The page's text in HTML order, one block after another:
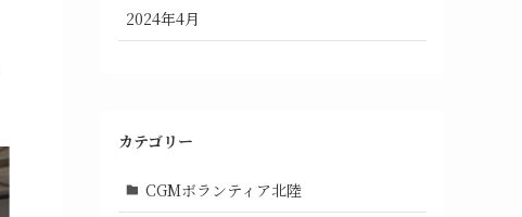
2024年4月
カテゴリー
CGMボランティア北陸